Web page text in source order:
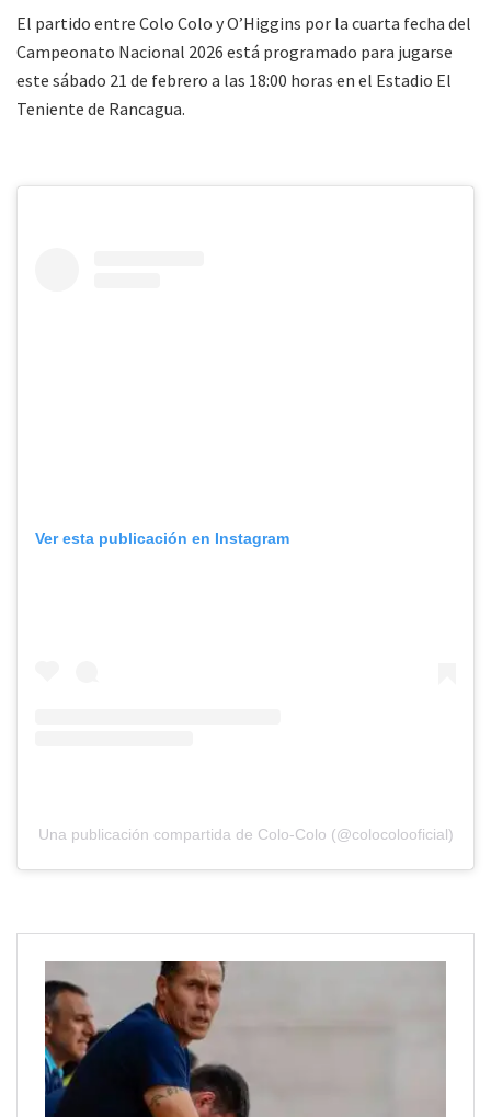
El partido entre Colo Colo y O’Higgins por la cuarta fecha del
Campeonato Nacional 2026 está programado para jugarse
este sábado 21 de febrero a las 18:00 horas en el Estadio El
Teniente de Rancagua.
Ver esta publicación en Instagram
Una publicación compartida de Colo-Colo (@colocolooficial)